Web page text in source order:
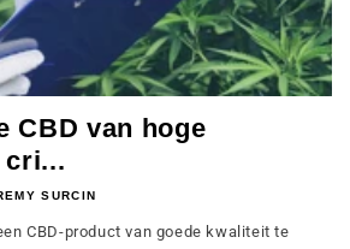
CBD van hoge
cri...
SURCIN
CBD-product van goede kwaliteit te